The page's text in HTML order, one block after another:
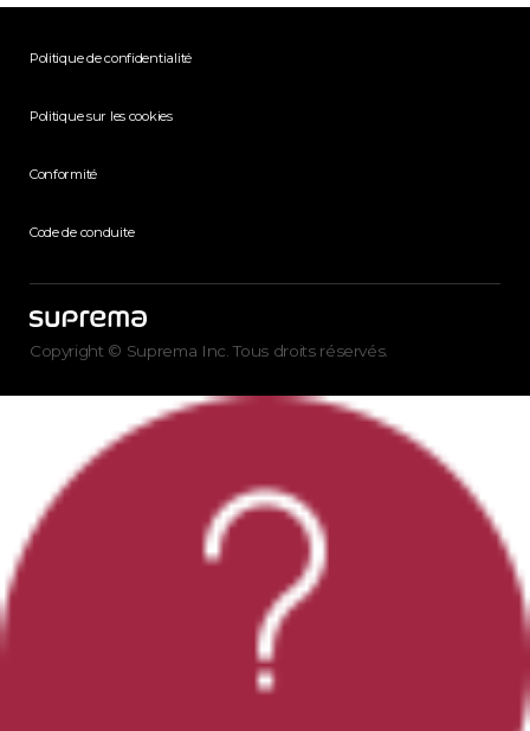
Politique de confidentialité
Politique sur les cookies
Conformité
Code de conduite
Copyright © Suprema Inc. Tous droits réservés.